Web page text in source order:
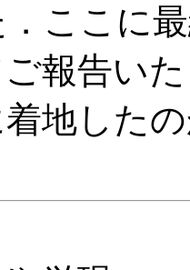
ここに
報告い
地した